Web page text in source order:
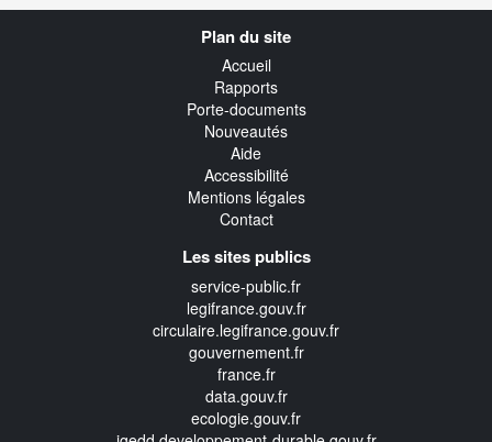
Plan du site
Accueil
Rapports
Porte-documents
Nouveautés
Aide
Accessibilité
Mentions légales
Contact
Les sites publics
service-public.fr
legifrance.gouv.fr
circulaire.legifrance.gouv.fr
gouvernement.fr
france.fr
data.gouv.fr
ecologie.gouv.fr